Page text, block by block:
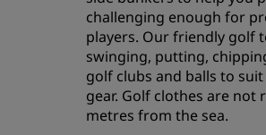
challenging enough for
players. Our friendly golf
swinging, putting,
golf clubs and balls to
gear. Golf clothes are not
metres from the sea.